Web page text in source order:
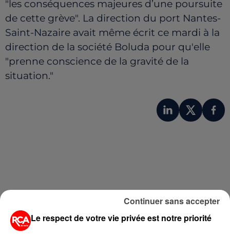
"les conséquences majeures d’une poursuite
de cette grève". La direction du port Nantes-
Saint-Nazaire avait même écrit ce mardi à la
direction de la société Boluda pour qu'elle
"prenne conscience de la gravité de la
situation."
A LIRE AUSSI...
Le respect de votre vie privée est notre priorité
Continuer sans accepter